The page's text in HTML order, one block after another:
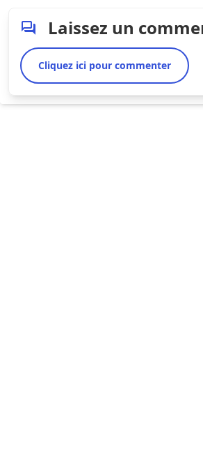
Laissez un
Cliquez ici pour commenter